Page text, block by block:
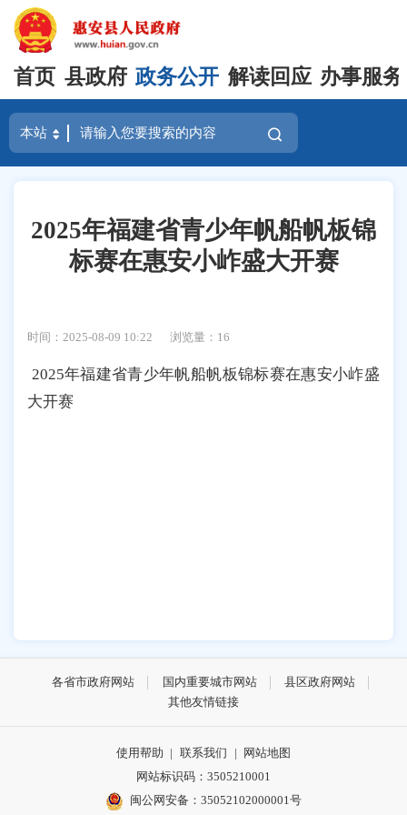
首页 县政府 政务公开 解读回应 办事服务
2025年福建省青少年帆船帆板锦
标赛在惠安小岞盛大开赛
时间：2025-08-09 10:22 浏览量： 16
2025年福建省青少年帆船帆板锦标赛在惠安小岞盛
大开赛
各省市政府网站 国内重要城市网站
县区政府网站
其他友情链接
使用帮助 | 联系我们 | 网站地图
网站标识码：3505210001
闽公网安备：35052102000001号